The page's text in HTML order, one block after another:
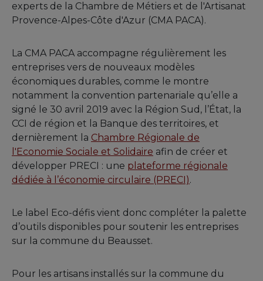
experts de la Chambre de Métiers et de l'Artisanat
Provence-Alpes-Côte d'Azur (CMA PACA).
La CMA PACA accompagne régulièrement les
entreprises vers de nouveaux modèles
économiques durables, comme le montre
notamment la convention partenariale qu’elle a
signé le 30 avril 2019 avec la Région Sud, l’État, la
CCI de région et la Banque des territoires, et
dernièrement la Chambre Régionale de
l'Economie Sociale et Solidaire afin de créer et
développer PRECI : une plateforme régionale
dédiée à l’économie circulaire (PRECI).
Le label Eco-défis vient donc compléter la palette
d’outils disponibles pour soutenir les entreprises
sur la commune du Beausset.
Pour les artisans installés sur la commune du